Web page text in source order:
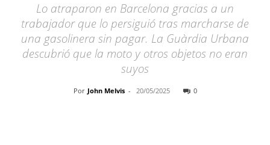
Lo atraparon en Barcelona gracias a un
trabajador que lo persiguió tras marcharse de
una gasolinera sin pagar. La Guàrdia Urbana
descubrió que la moto y otros objetos no eran
suyos
Por John Melvis - 20/05/2025 0